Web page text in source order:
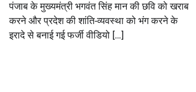
पंजाब के मुख्यमंत्री भगवंत सिंह मान की छवि को खराब
करने और प्रदेश की शांति-व्यवस्था को भंग करने के
इरादे से बनाई गई फर्जी वीडियो […]